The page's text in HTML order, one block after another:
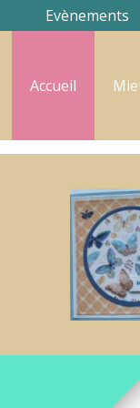
Evènements
Accueil